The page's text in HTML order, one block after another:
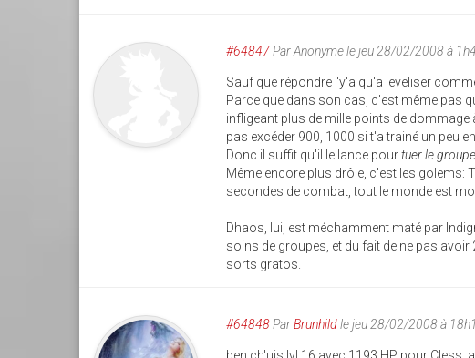
#64847ParAnonymele jeu 28/02/2008 à
Sauf que répondre "y'a qu'a leveliser
Parce que dans son cas, c'est même pas
infligeant plus de mille points de
pas excéder 900, 1000 si t'a trainé un peu
Donc il suffit qu'il le lance pourtuer le
Même encore plus drôle, c'est les golems:
secondes de combat, tout le monde est
Dhaos, lui, est méchamment maté par
soins de groupes, et du fait de ne pas
sorts gratos.
#64848ParBrunhildle jeu 28/02/2008 à